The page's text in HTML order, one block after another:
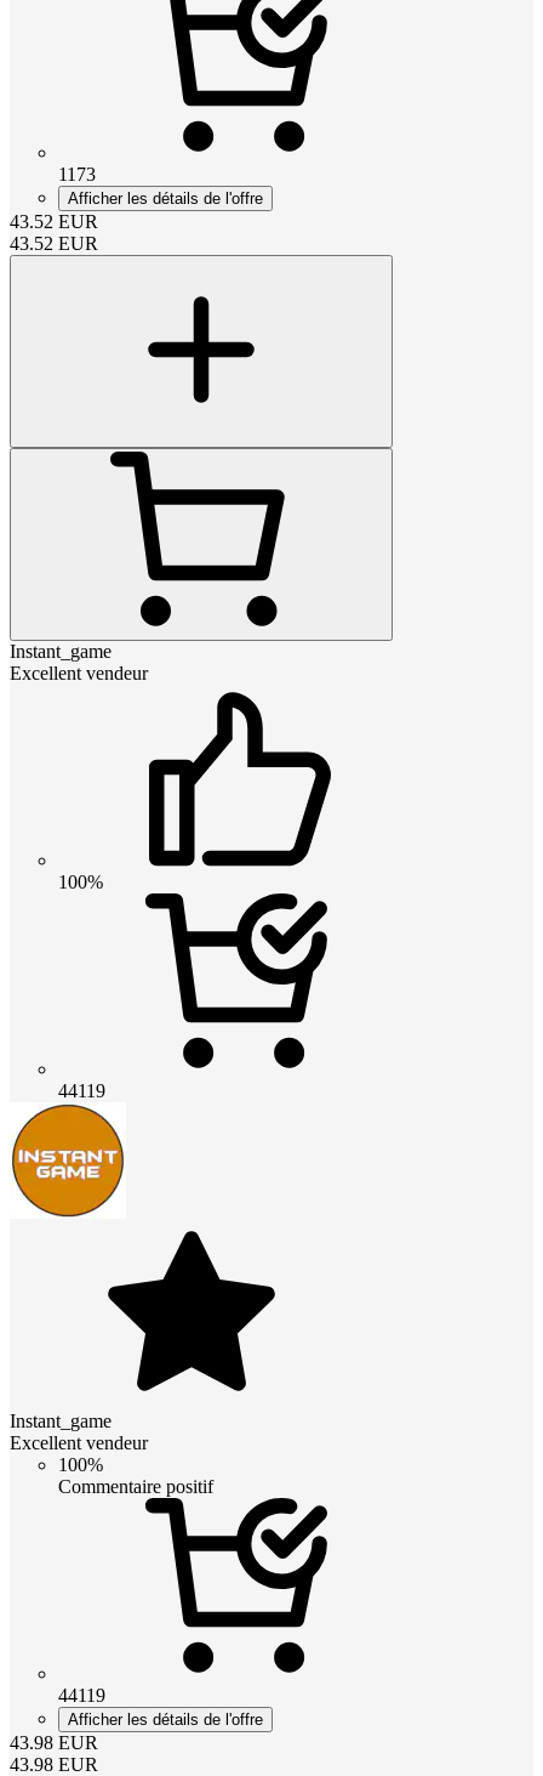
1173
Afficher les détails de l'offre
43.52 EUR
43.52 EUR
Instant_game
Excellent vendeur
100%
44119
Instant_game
Excellent vendeur
100%
Commentaire positif
44119
Afficher les détails de l'offre
43.98 EUR
43.98 EUR